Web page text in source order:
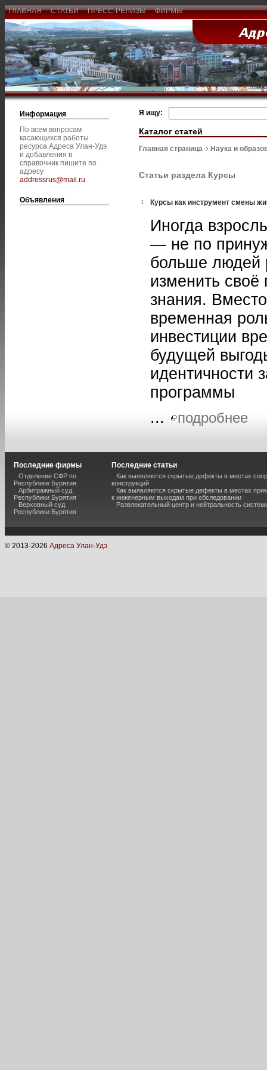
ГЛАВНАЯ СТАТЬИ ПРЕСС-РЕЛИЗЫ ФИРМЫ
Информация
По всем вопросам
касающихся работы
ресурса Адреса Улан-Удэ
и добавления в
справочник пишите по
адресу
addressrus@mail.ru.
Объявления
Я ищу:
Каталог статей
Главная страница Наука и
Статьи раздела Курсы
1. Курсы как инструмент смены
Иногда
— не по
больше людей
изменить
знания.
временная
инвестиции
будущей
идентичности
программы
...
подробнее
Последние фирмы
Отделение СФР по
Республике Бурятия
Арбитражный суд
Республики Бурятия
Верховный суд
Республики Бурятия
Последние статьи
Как выявляются скрытые дефекты в местах
конструкций
Как выявляются скрытые дефекты в местах
к инженерным выходам при обследовании
Развлекательный центр и нейтральность
© 2013-2026 Адреса Улан-Удэ